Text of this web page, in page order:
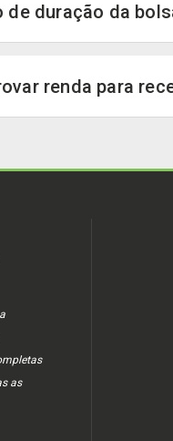
de duração da
renda para
as